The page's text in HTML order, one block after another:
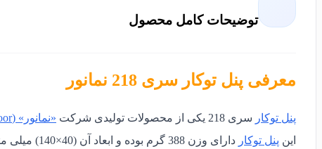
توضیحات کامل محصول
معرفی پنل توکار سری 218 نمانور
پنل توکار سری 218 یکی از محصولات تولیدی شرکت «نمانور» (Namanoor)
این پنل توکار دارای وزن 388 گرم بوده و ابعاد آن (40×140) میلی متر است. نور لامپ در این محصول